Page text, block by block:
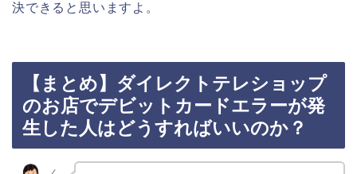
決できると思いますよ。
【まとめ】ダイレクトテレショップ
のお店でデビットカードエラーが発
生した人はどうすればいいのか？